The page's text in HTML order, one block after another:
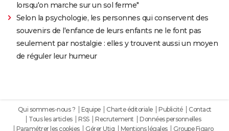
lorsqu'on marche sur un sol ferme"
Selon la psychologie, les personnes qui conservent des
souvenirs de l'enfance de leurs enfants ne le font pas
seulement par nostalgie : elles y trouvent aussi un moyen
de réguler leur humeur
Qui sommes-nous ? Equipe Charte éditoriale Publicité
Contact
Tous les articles
RSS Recrutement
Données personnelles
Paramétrer les cookies
Gérer Utiq Mentions légales Groupe Figaro